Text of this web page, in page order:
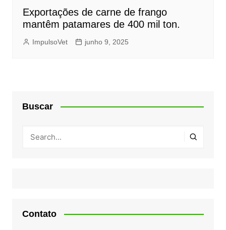
Exportações de carne de frango
mantêm patamares de 400 mil ton.
ImpulsoVet junho 9, 2025
Buscar
Contato